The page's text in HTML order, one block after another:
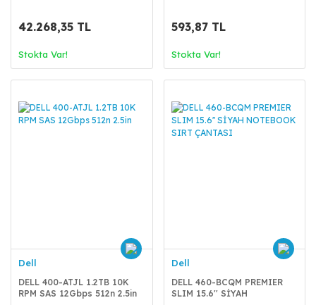
42.268,35 TL
Stokta Var!
593,87 TL
Stokta Var!
Dell
DELL 400-ATJL 1.2TB 10K
RPM SAS 12Gbps 512n 2.5in
Dell
DELL 460-BCQM PREMIER
SLIM 15.6'' SİYAH